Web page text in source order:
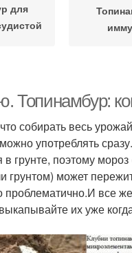
для
Топинамбур:
собирать весь
употреблять
грунте, поэтому
грунтом) может
проблематично.И все
их уже